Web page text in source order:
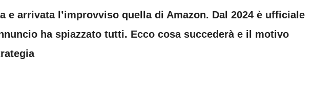
e arrivata l’improvviso quella di Amazon. Dal 2024 è ufficiale
ha spiazzato tutti. Ecco cosa succederà e il motivo